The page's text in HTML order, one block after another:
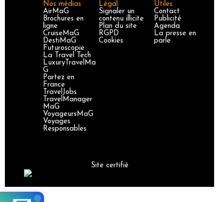
Nos médias
AirMaG
Brochures en
ligne
CruiseMaG
DestiMaG
Futuroscopie
La Travel Tech
LuxuryTravelMa
G
Partez en
France
TravelJobs
TravelManager
MaG
VoyageursMaG
Voyages
Responsables
Légal
Signaler un
contenu illicite
Plan du site
RGPD
Cookies
Utiles
Contact
Publicité
Agenda
La presse en
parle
Site certifié